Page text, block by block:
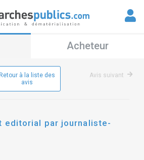
Acheteur
Retour à la liste des
avis
Avis suivant
editorial par journaliste-